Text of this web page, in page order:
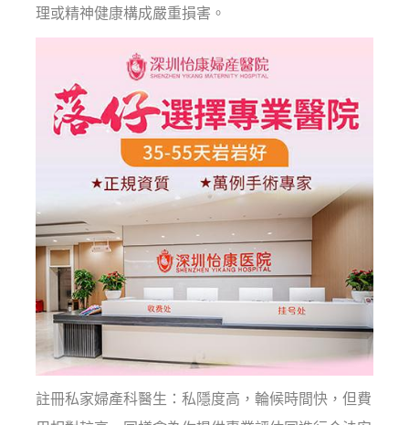
理或精神健康構成嚴重損害。
註冊私家婦產科醫生：私隱度高，輪候時間快，但費